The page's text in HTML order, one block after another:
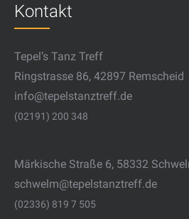
Kontakt
Tepel’s Tanz Treff
Ringstrasse 86, 42897 Remscheid
info@tepelstanztreff.de
(02191) 200 348
Märkische Straße 6, 58332
schwelm@tepelstanztreff.de
(02336) 819 7 505